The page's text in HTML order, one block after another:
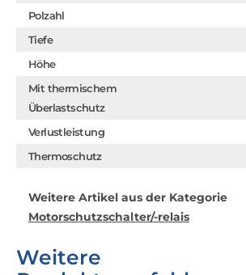
Polzahl
Tiefe
Höhe
Mit thermischem
Überlastschutz
Verlustleistung
Thermoschutz
Weitere Artikel aus der Kategorie
Motorschutzschalter/-relais
Weitere